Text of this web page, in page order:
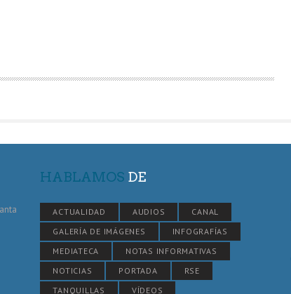
HABLAMOS DE
ACTUALIDAD AUDIOS
CANAL
GALERÍA DE IMÁGENES
INFOGRAFÍAS
MEDIATECA
NOTAS INFORMATIVAS
NOTICIAS
PORTADA
RSE
TANQUILLAS
VÍDEOS